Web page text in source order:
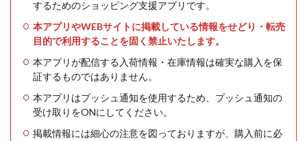
するためのショッピング支援アプリです。
本アプリやWEBサイトに掲載している情報をせどり・転売
目的で利用することを固く禁止いたします。
本アプリが配信する入荷情報・在庫情報は確実な購入を保
証するものではありません。
本アプリはプッシュ通知を使用するため、プッシュ通知の
受け取りをONにしてください。
掲載情報には細心の注意を図っておりますが、購入前に必